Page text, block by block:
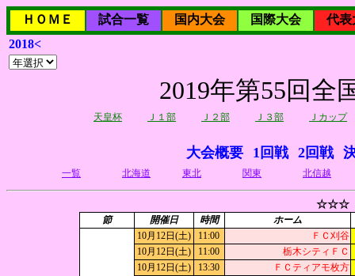
ＨＯＭＥ 試合一覧 国内大会 国際大会
代表
2018<
2019年第55回全
天皇杯 Ｊ１部 Ｊ２部 Ｊ３部 Ｊカップ
大会概要 1回戦 2回戦
一覧 北海道 東北 関東 北信越
☆☆☆
節 開催日 時間 ホーム
10月12日(土) 11:00
ＦＣ刈谷
10月12日(土)
11:00
栃木シティＦＣ
10月12日(土)
13:30
ＦＣティアモ枚方